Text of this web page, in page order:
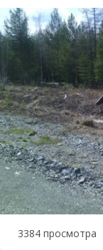
3384 просмотра